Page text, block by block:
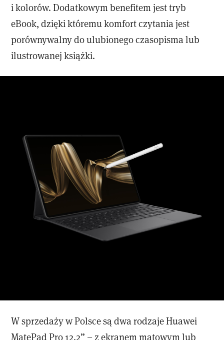
i kolorów. Dodatkowym benefitem jest tryb
eBook, dzięki któremu komfort czytania jest
porównywalny do ulubionego czasopisma lub
ilustrowanej książki.
W sprzedaży w Polsce są dwa rodzaje Huawei
MatePad Pro 12.2” – z ekranem matowym lub